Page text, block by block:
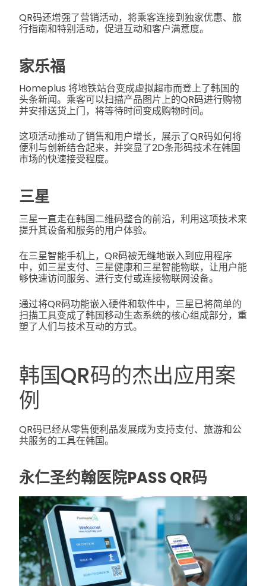
QR码还增强了营销活动，将乘客连接到独家优惠、旅
行指南和特别活动，促进互动和客户满意度。
家乐福
Homeplus 将地铁站台变成虚拟超市而登上了韩国的
头条新闻。乘客可以扫描产品图片上的QR码进行购物
并安排送货上门，将等待时间变成购物时间。
这项活动推动了销售和用户增长，展示了QR码如何将
便利与创新结合起来，并突显了2D条形码技术在韩国
市场的快速接受程度。
三星
三星一直走在韩国二维码整合的前沿，利用这项技术来
提升其设备和服务的用户体验。
在三星智能手机上，QR码被无缝地嵌入到应用程序
中，如三星支付、三星健康和三星智能物联，让用户能
够快速访问服务、进行支付或连接物联网设备。
通过将QR码功能嵌入硬件和软件中，三星已将简单的
扫描工具变成了韩国移动生态系统的核心组成部分，重
塑了人们与技术互动的方式。
韩国QR码的杰出应用案
例
QR码已经从零售便利品发展成为支持支付、旅游和公
共服务的工具在韩国。
永仁圣约翰医院PASS QR码